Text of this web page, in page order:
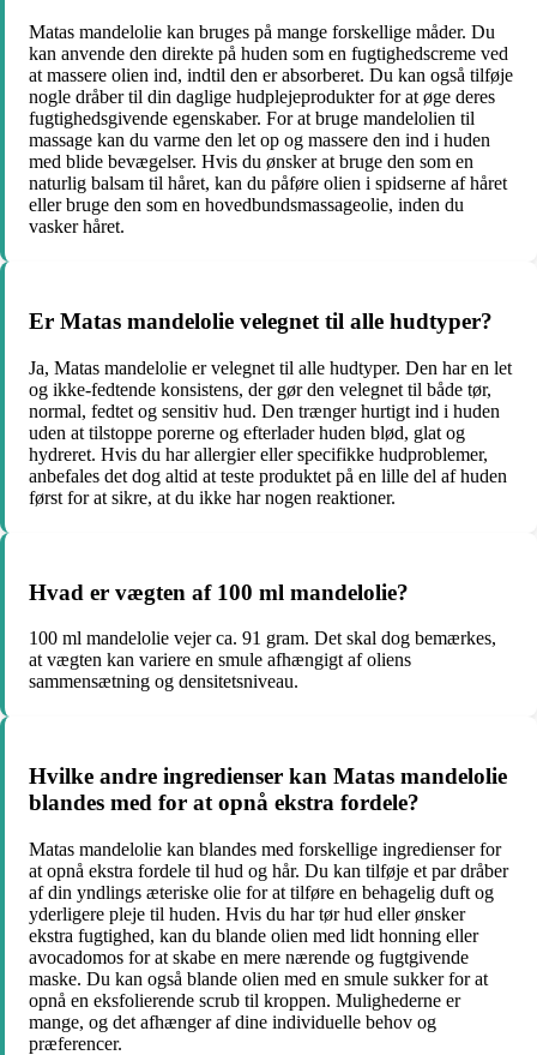
Matas mandelolie kan bruges på mange forskellige måder. Du
kan anvende den direkte på huden som en fugtighedscreme ved
at massere olien ind, indtil den er absorberet. Du kan også tilføje
nogle dråber til din daglige hudplejeprodukter for at øge deres
fugtighedsgivende egenskaber. For at bruge mandelolien til
massage kan du varme den let op og massere den ind i huden
med blide bevægelser. Hvis du ønsker at bruge den som en
naturlig balsam til håret, kan du påføre olien i spidserne af håret
eller bruge den som en hovedbundsmassageolie, inden du
vasker håret.
Er Matas mandelolie velegnet til alle hudtyper?
Ja, Matas mandelolie er velegnet til alle hudtyper. Den har en let
og ikke-fedtende konsistens, der gør den velegnet til både tør,
normal, fedtet og sensitiv hud. Den trænger hurtigt ind i huden
uden at tilstoppe porerne og efterlader huden blød, glat og
hydreret. Hvis du har allergier eller specifikke hudproblemer,
anbefales det dog altid at teste produktet på en lille del af huden
først for at sikre, at du ikke har nogen reaktioner.
Hvad er vægten af 100 ml mandelolie?
100 ml mandelolie vejer ca. 91 gram. Det skal dog bemærkes,
at vægten kan variere en smule afhængigt af oliens
sammensætning og densitetsniveau.
Hvilke andre ingredienser kan Matas mandelolie
blandes med for at opnå ekstra fordele?
Matas mandelolie kan blandes med forskellige ingredienser for
at opnå ekstra fordele til hud og hår. Du kan tilføje et par dråber
af din yndlings æteriske olie for at tilføre en behagelig duft og
yderligere pleje til huden. Hvis du har tør hud eller ønsker
ekstra fugtighed, kan du blande olien med lidt honning eller
avocadomos for at skabe en mere nærende og fugtgivende
maske. Du kan også blande olien med en smule sukker for at
opnå en eksfolierende scrub til kroppen. Mulighederne er
mange, og det afhænger af dine individuelle behov og
præferencer.